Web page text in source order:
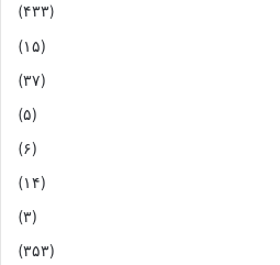
(۴۳۳)
(۱۵)
(۳۷)
(۵)
(۶)
(۱۴)
(۳)
(۳۵۳)